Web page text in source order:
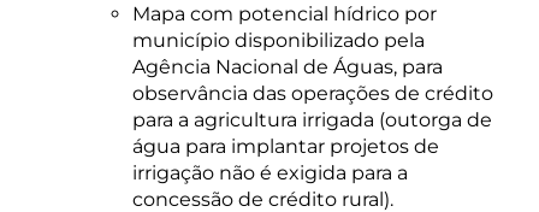
Mapa com potencial hídrico por
município disponibilizado pela
Agência Nacional de Águas, para
observância das operações de crédito
para a agricultura irrigada (outorga de
água para implantar projetos de
irrigação não é exigida para a
concessão de crédito rural).